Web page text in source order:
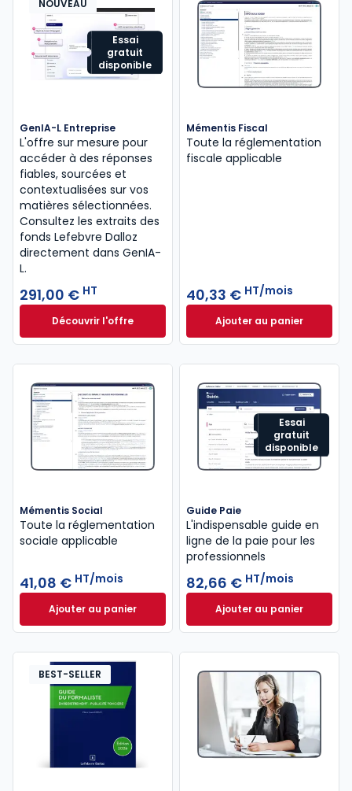
Essai
gratuit
disponible
NOUVEAU
GenIA-L Entreprise
L'offre sur mesure pour
accéder à des réponses
fiables, sourcées et
contextualisées sur vos
matières sélectionnées.
Consultez les extraits des
fonds Lefebvre Dalloz
directement dans GenIA-
L.
291,00 € HT
Découvrir l'offreGenIA-L Entreprise à partir de 291,00 € HT
Mémentis Fiscal
Toute la réglementation
fiscale applicable
40,33 € HT/mois
Ajouter au panier
Mémentis Fiscal
Mémentis Social
Toute la réglementation
sociale applicable
41,08 € HT/mois
Ajouter au panierMémentis Social à 41,08 €HT/mois
Essai
gratuit
disponible
Guide Paie
L'indispensable guide en
ligne de la paie pour les
professionnels
82,66 € HT/mois
Ajouter au panier
Guide Paie à
BEST-SELLER